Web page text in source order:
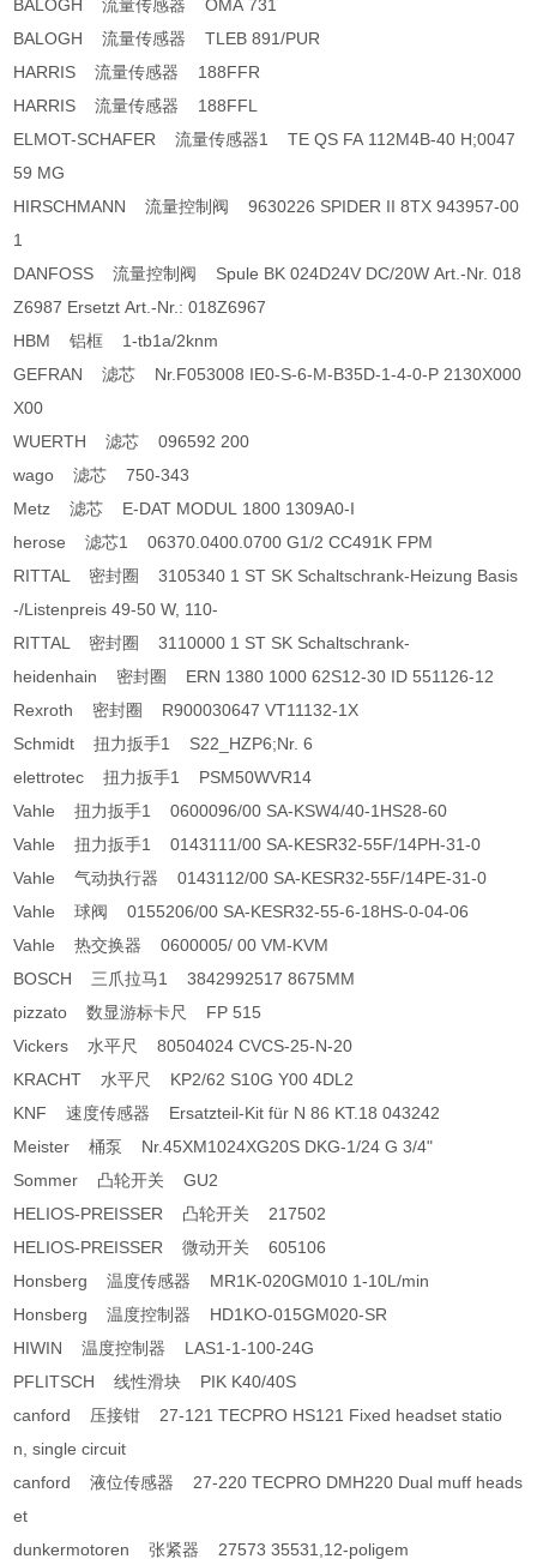
BALOGH 流量传感器 OMA 731
BALOGH 流量传感器 TLEB 891/PUR
HARRIS 流量传感器 188FFR
HARRIS 流量传感器 188FFL
ELMOT-SCHAFER 流量传感器1 TE QS FA 112M4B-40 H;0047
59 MG
HIRSCHMANN 流量控制阀 9630226 SPIDER II 8TX 943957-00
1
DANFOSS 流量控制阀 Spule BK 024D24V DC/20W Art.-Nr. 018
Z6987 Ersetzt Art.-Nr.: 018Z6967
HBM 铝框 1-tb1a/2knm
GEFRAN 滤芯 Nr.F053008 IE0-S-6-M-B35D-1-4-0-P 2130X000
X00
WUERTH 滤芯 096592 200
wago 滤芯 750-343
Metz 滤芯 E-DAT MODUL 1800 1309A0-I
herose 滤芯1 06370.0400.0700 G1/2 CC491K FPM
RITTAL 密封圈 3105340 1 ST SK Schaltschrank-Heizung Basis
-/Listenpreis 49-50 W, 110-
RITTAL 密封圈 3110000 1 ST SK Schaltschrank-
heidenhain 密封圈 ERN 1380 1000 62S12-30 ID 551126-12
Rexroth 密封圈 R900030647 VT11132-1X
Schmidt 扭力扳手1 S22_HZP6;Nr. 6
elettrotec 扭力扳手1 PSM50WVR14
Vahle 扭力扳手1 0600096/00 SA-KSW4/40-1HS28-60
Vahle 扭力扳手1 0143111/00 SA-KESR32-55F/14PH-31-0
Vahle 气动执行器 0143112/00 SA-KESR32-55F/14PE-31-0
Vahle 球阀 0155206/00 SA-KESR32-55-6-18HS-0-04-06
Vahle 热交换器 0600005/ 00 VM-KVM
BOSCH 三爪拉马1 3842992517 8675MM
pizzato 数显游标卡尺 FP 515
Vickers 水平尺 80504024 CVCS-25-N-20
KRACHT 水平尺 KP2/62 S10G Y00 4DL2
KNF 速度传感器 Ersatzteil-Kit für N 86 KT.18 043242
Meister 桶泵 Nr.45XM1024XG20S DKG-1/24 G 3/4"
Sommer 凸轮开关 GU2
HELIOS-PREISSER 凸轮开关 217502
HELIOS-PREISSER 微动开关 605106
Honsberg 温度传感器 MR1K-020GM010 1-10L/min
Honsberg 温度控制器 HD1KO-015GM020-SR
HIWIN 温度控制器 LAS1-1-100-24G
PFLITSCH 线性滑块 PIK K40/40S
canford 压接钳 27-121 TECPRO HS121 Fixed headset statio
n, single circuit
canford 液位传感器 27-220 TECPRO DMH220 Dual muff heads
et
dunkermotoren 张紧器 27573 35531,12-poligem